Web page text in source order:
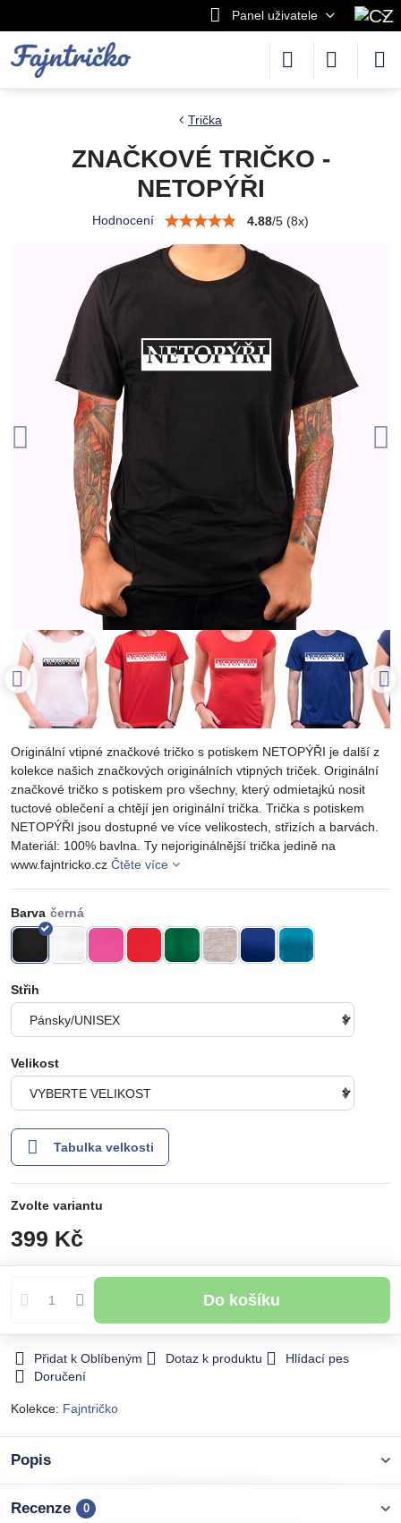
Panel uživatele
Trička
ZNAČKOVÉ TRIČKO -
NETOPÝŘI
Hodnocení 4.88/5 (8x)
Originální vtipné značkové tričko s potiskem NETOPÝŘI je další z
kolekce našich značkových originálních vtipných triček. Originální
značkové tričko s potiskem pro všechny, který odmietajkú nosit
tuctové oblečení a chtějí jen originální trička. Trička s potiskem
NETOPÝŘI jsou dostupné ve více velikostech, střizích a barvách.
Materiál: 100% bavlna. Ty nejoriginálnější trička jedině na
www.fajntricko.cz Čtěte více
Barva
Střih
Velikost
Tabulka velkosti
Zvolte variantu
399 Kč
Do košíku
Přidat k Oblíbeným Dotaz k produktu
Hlídací pes
Doručení
Kolekce: Fajntričko
Popis
Recenze 0